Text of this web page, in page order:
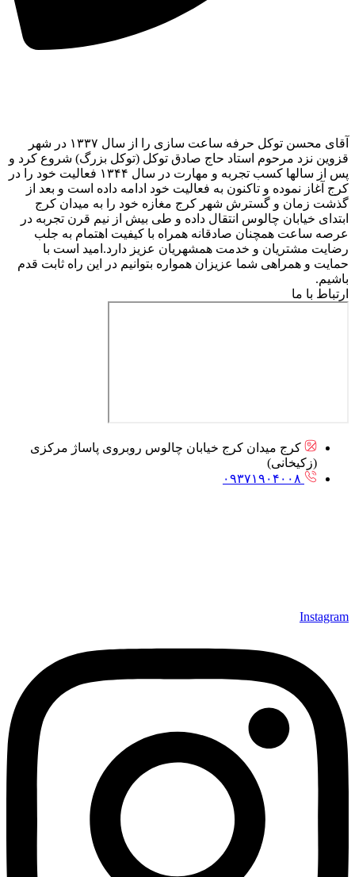
آقای محسن توکل حرفه ساعت سازی را از سال ۱۳۳۷ در شهر
قزوین نزد مرحوم استاد حاج صادق توکل (توکل بزرگ) شروع کرد و
پس از سالها کسب تجربه و مهارت در سال ۱۳۴۴ فعالیت خود را در
کرج آغاز نموده و تاکنون به فعالیت خود ادامه داده است و بعد از
گذشت زمان و گسترش شهر کرج مغازه خود را به میدان کرج
ابتدای خیابان چالوس انتقال داده و طی بیش از نیم قرن تجربه در
عرصه ساعت همچنان صادقانه همراه با کیفیت اهتمام به جلب
رضایت مشتریان و خدمت همشهریان عزیز دارد.امید است با
حمایت و همراهی شما عزیزان همواره بتوانیم در این راه ثابت قدم
باشیم.
ارتباط با ما
کرج میدان کرج خیابان چالوس روبروی پاساژ مرکزی
(زکیخانی)
۰۹۳۷۱۹۰۴۰۰۸
Instagram